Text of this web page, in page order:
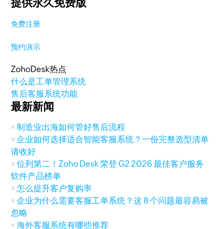
提供永久免费版
免费注册
预约演示
ZohoDesk热点
什么是工单管理系统
售后客服系统功能
最新新闻
制造业出海如何管好售后流程
企业如何选择适合智能客服系统？一份完整选型清单
请收好
位列第二！Zoho Desk 荣登 G2 2026 最佳客户服务
软件产品榜单
怎么提升客户复购率
企业为什么需要客服工单系统？这 8 个问题最容易被
忽略
海外客服系统有哪些推荐